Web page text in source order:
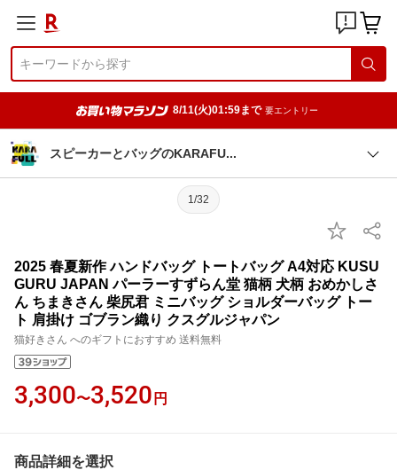
8/11(火)01:59まで 要エントリー
スピーカーとバッグのKARAFU
1/32
2025 春夏新作 ハンドバッグ トートバッグ A4対応 KUSU
GURU JAPAN パーラーすずらん堂 猫柄 犬柄 おめかしさ
ん ちまきさん 柴尻君 ミニバッグ ショルダーバッグ トー
ト 肩掛け ゴブラン織り クスグルジャパン
猫好きさん へのギフトにおすすめ 送料無料
3,300〜3,520 円
商品詳細を選択